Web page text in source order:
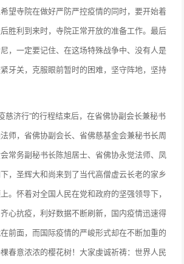
望寺院在做好严防严控疫情的同时，要开始着
胜利到来时，寺院正常开放的准备工作。最后
，一定要记住、在这场特殊战争中、没有人是
牙关，克服眼前暂时的困难，坚守阵地，坚持
慈济行”的行程结束后，在省佛协副会长兼秘书
师，省佛协副会长、省佛慈基金会兼秘书长周
常务副秘书长陈旭居士、省佛协永觉法师、凤
，圣辉大和尚来到了当代高僧虚云长老的家乡
。怀着对全国人民在党和政府的坚强领导下，
心抗疫，利好数据不断刷新，国内疫情迅速得
前面，而国际疫情的严峻形式却在不断加重的
春意浓浓的樱花树！大家虔诚祈祷：世界人民